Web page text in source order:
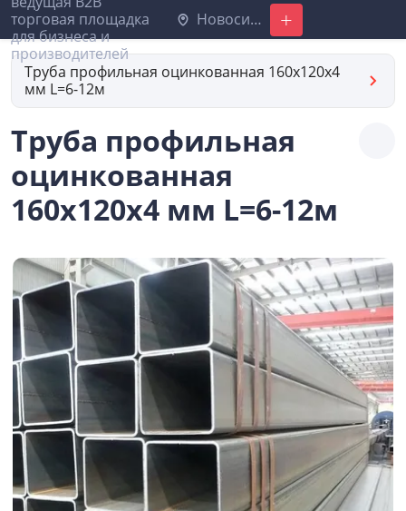
Новосибирск Добавить
Труба профильная оцинкованная 160х120х4
мм L=6-12м
Труба профильная
оцинкованная
160х120х4 мм L=6-12м